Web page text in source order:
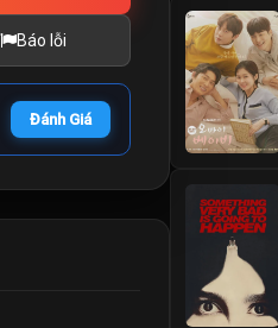
Báo lỗi
Đánh Giá